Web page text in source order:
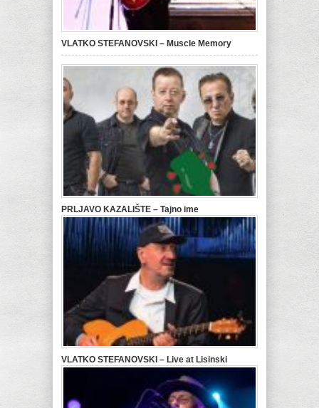
VLATKO STEFANOVSKI – Muscle Memory
PRLJAVO KAZALIŠTE – Tajno ime
VLATKO STEFANOVSKI – Live at Lisinski